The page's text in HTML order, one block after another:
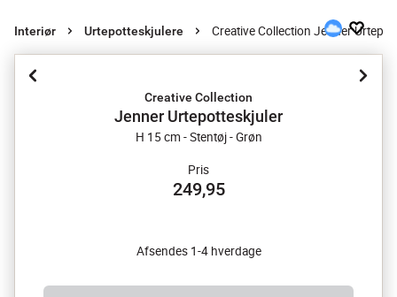
Interiør Urtepotteskjulere Creative Collection Jenner
Creative Collection
Jenner Urtepotteskjuler
H 15 cm - Stentøj - Grøn
Pris
249,95
Afsendes 1-4 hverdage